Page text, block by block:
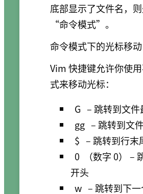
底部显示了文件名，
“命令模式”。
命令模式下的光标移动
Vim 快捷键允许你使
式来移动光标：
G – 跳转到文
gg – 跳转到文
$ – 跳转到行末
0
（数字 0） –
开头
w – 跳转到下